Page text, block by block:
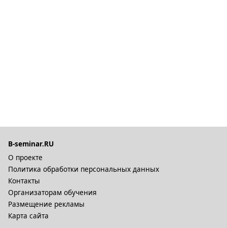
B-seminar.RU
О проекте
Политика обработки персональных данных
Контакты
Организаторам обучения
Размещение рекламы
Карта сайта